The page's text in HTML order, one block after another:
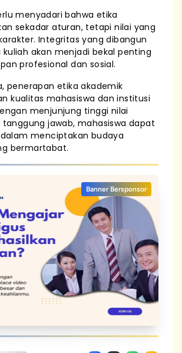
menyadari bahwa etika
sekadar aturan, tetapi nilai yang
Integritas yang dibangun
akan menjadi bekal penting
profesional dan sosial.
penerapan etika akademik
kualitas mahasiswa dan institusi
menjunjung tinggi nilai
jawab, mahasiswa dapat
menciptakan budaya
bermartabat.
Banner Bersponsor